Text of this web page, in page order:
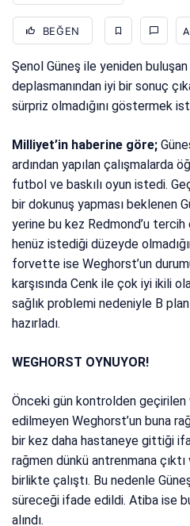
BEĞEN
Şenol Güneş ile yeniden
deplasmanından iyi bir sonuç
sürpriz olmadığını göstermek
Milliyet’in haberine göre;
ardından yapılan çalışmalarda
futbol ve baskılı oyun istedi.
bir dokunuş yapması beklenen
yerine bu kez Redmond’u
henüz istediği düzeyde
forvette ise Weghorst’un
karşısında Cenk ile çok iyi ikili
sağlık problemi nedeniyle B
hazırladı.
WEGHORST OYNUYOR!
Önceki gün kontrolden geçirilen
edilmeyen Weghorst’un buna
bir kez daha hastaneye gittiği
rağmen dünkü antrenmana çıktı
birlikte çalıştı. Bu nedenle
süreceği ifade edildi. Atiba ise
alındı.